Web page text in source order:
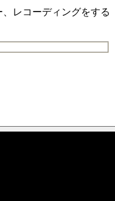
レコーディングをする